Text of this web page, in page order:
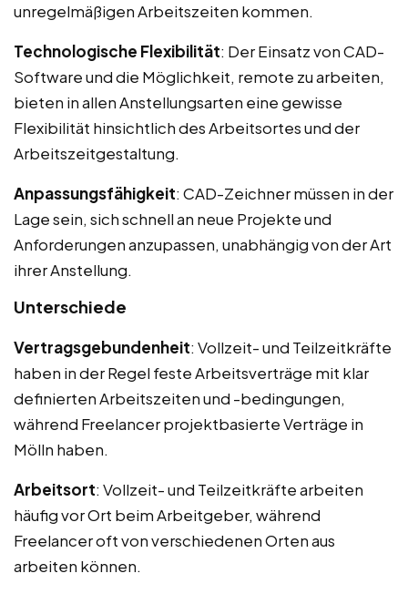
unregelmäßigen Arbeitszeiten kommen.
Technologische Flexibilität: Der Einsatz von CAD-
Software und die Möglichkeit, remote zu arbeiten,
bieten in allen Anstellungsarten eine gewisse
Flexibilität hinsichtlich des Arbeitsortes und der
Arbeitszeitgestaltung.
Anpassungsfähigkeit: CAD-Zeichner müssen in der
Lage sein, sich schnell an neue Projekte und
Anforderungen anzupassen, unabhängig von der Art
ihrer Anstellung.
Unterschiede
Vertragsgebundenheit: Vollzeit- und Teilzeitkräfte
haben in der Regel feste Arbeitsverträge mit klar
definierten Arbeitszeiten und -bedingungen,
während Freelancer projektbasierte Verträge in
Mölln haben.
Arbeitsort: Vollzeit- und Teilzeitkräfte arbeiten
häufig vor Ort beim Arbeitgeber, während
Freelancer oft von verschiedenen Orten aus
arbeiten können.